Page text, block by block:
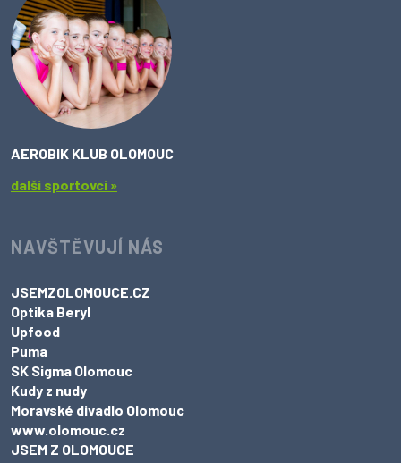
AEROBIK KLUB OLOMOUC
další sportovci »
NAVŠTĚVUJÍ NÁS
JSEMZOLOMOUCE.CZ
Optika Beryl
Upfood
Puma
SK Sigma Olomouc
Kudy z nudy
Moravské divadlo Olomouc
www.olomouc.cz
JSEM Z OLOMOUCE